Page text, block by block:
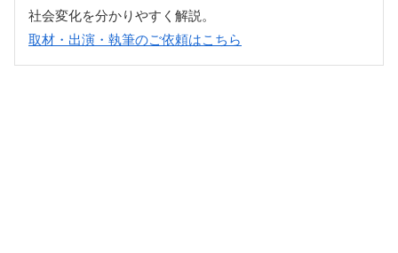
社会変化を分かりやすく解説。
取材・出演・執筆のご依頼はこちら